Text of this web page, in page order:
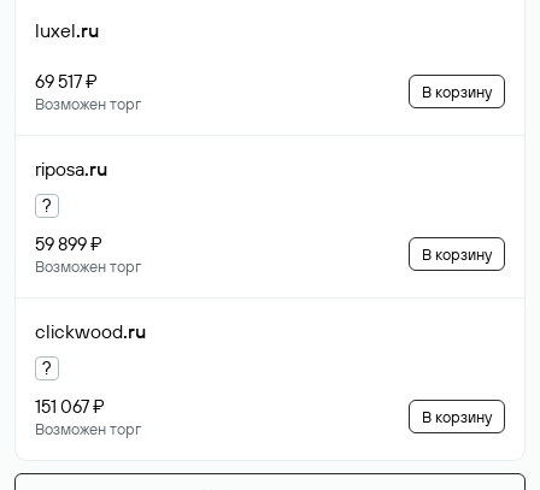
luxel.ru
69 517 ₽
Возможен торг
В корзину
riposa.ru
?
59 899 ₽
Возможен торг
В корзину
clickwood.ru
?
151 067 ₽
Возможен торг
В корзину